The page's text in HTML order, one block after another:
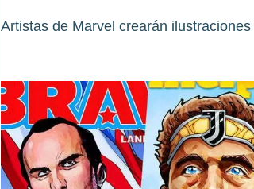
Artistas de Marvel crearán